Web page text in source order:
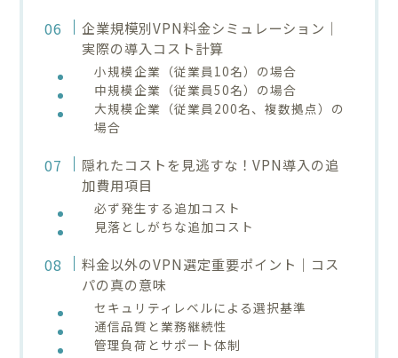
企業規模別VPN料金シミュレーション｜
実際の導入コスト計算
小規模企業（従業員10名）の場合
中規模企業（従業員50名）の場合
大規模企業（従業員200名、複数拠点）の
場合
隠れたコストを見逃すな！VPN導入の追
加費用項目
必ず発生する追加コスト
見落としがちな追加コスト
料金以外のVPN選定重要ポイント｜コス
パの真の意味
セキュリティレベルによる選択基準
通信品質と業務継続性
管理負荷とサポート体制